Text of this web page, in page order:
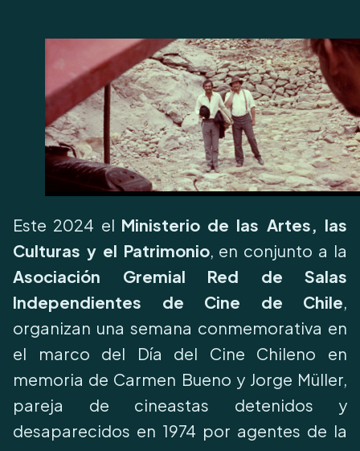
Este 2024 el Ministerio de las Artes, las
Culturas y el Patrimonio, en conjunto a la
Asociación Gremial Red de Salas
Independientes de Cine de Chile,
organizan una semana conmemorativa en
el marco del Día del Cine Chileno en
memoria de Carmen Bueno y Jorge Müller,
pareja de cineastas detenidos y
desaparecidos en 1974 por agentes de la